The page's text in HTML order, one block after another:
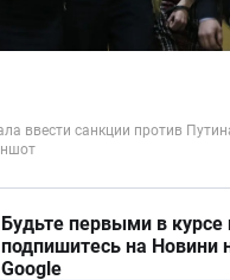
Будьте первыми в курсе
подпишитесь на Новини
Google